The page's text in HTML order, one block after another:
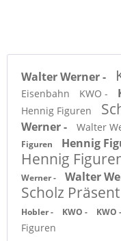
Walter Werner -
Eisenbahn
KWO -
Hennig Figuren
Werner -
Walter
Figuren
Hennig
Hennig
Werner -
Walter
Scholz Präsent
Hobler -
KWO - KWO -
Figuren